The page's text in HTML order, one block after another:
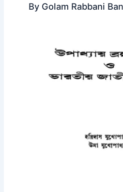
By Golam Rabbani